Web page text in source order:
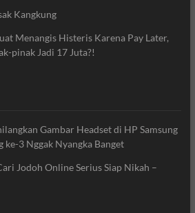
Kangkung
Menangis Histeris Karena Pay Later,
pinak Jadi 17 Juta?!
Gambar Headset di HP Samsung
ke-3 Nggak Nyangka Banget
Jodoh Online Serius Siap Nikah –